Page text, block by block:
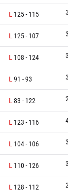
L 125- 115
L 125- 107
L 108 - 124
L 91 -93
L 83 - 122
L 123 - 116
L 104- 106
L 110- 126
L 128 - 112